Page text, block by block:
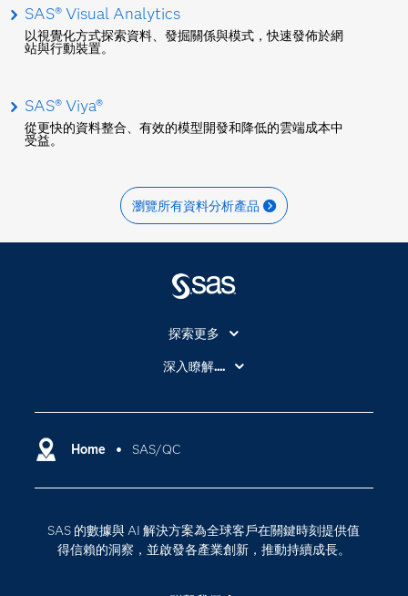
SAS® Visual Analytics
以視覺化方式探索資料、發掘關係與模式，快速發佈於網
站與行動裝置。
SAS® Viya®
從更快的資料整合、有效的模型開發和降低的雲端成本中
受益。
瀏覽所有資料分析產品
Home SAS/QC
SAS 的數據與 AI 解決方案為全球客戶在關鍵時刻提供值
得信賴的洞察，並啟發各產業創新，推動持續成長。
探索更多
About SAS
SAS Viya
Why SAS？
探索工作機會
深入瞭解....
數位轉型
雲端計算